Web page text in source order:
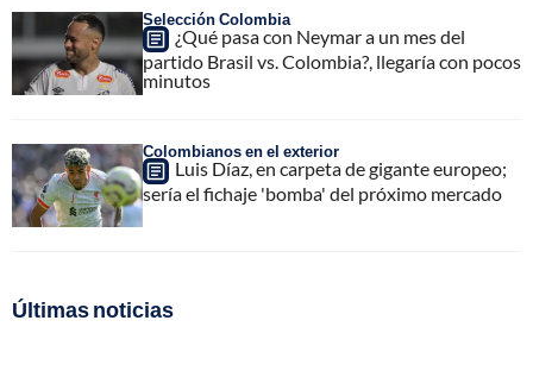
Selección Colombia
¿Qué pasa con Neymar a un mes del
partido Brasil vs. Colombia?, llegaría con pocos
minutos
Colombianos en el exterior
Luis Díaz, en carpeta de gigante europeo;
sería el fichaje 'bomba' del próximo mercado
Últimas noticias